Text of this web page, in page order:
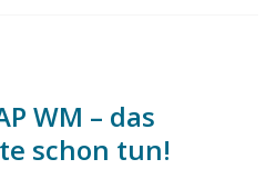
WM – das
schon tun!